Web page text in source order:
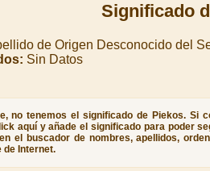
Significado
de Origen Desconocido del
Sin Datos
no tenemos el significado de Piekos. Si
aquí y añade el significado para poder
el buscador de nombres, apellidos,
de Internet.